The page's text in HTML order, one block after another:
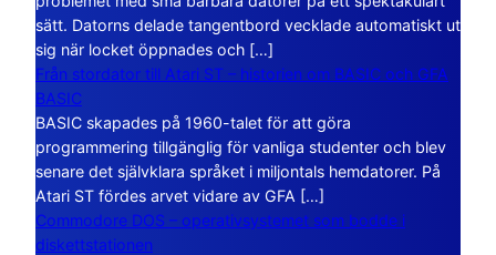
sätt. Datorns delade tangentbord vecklade automatiskt ut
sig när locket öppnades och […]
Från stordator till Atari ST – historien om BASIC och GFA
BASIC
BASIC skapades på 1960-talet för att göra
programmering tillgänglig för vanliga studenter och blev
senare det självklara språket i miljontals hemdatorer. På
Atari ST fördes arvet vidare av GFA […]
Commodore DOS – operativsystemet som bodde i
diskettstationen